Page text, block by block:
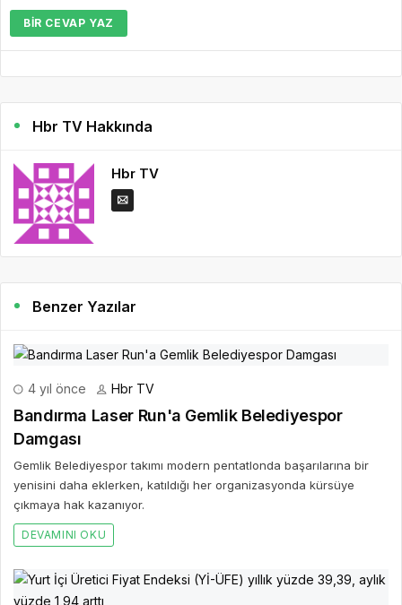
BIR CEVAP YAZ
Hbr TV Hakkında
Hbr TV
Benzer Yazılar
4 yıl önce Hbr TV
Bandırma Laser Run'a Gemlik Belediyespor
Damgası
Gemlik Belediyespor takımı modern pentatlonda başarılarına bir
yenisini daha eklerken, katıldığı her organizasyonda kürsüye
çıkmaya hak kazanıyor.
DEVAMINI OKU